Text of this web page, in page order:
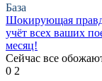
База
Шокирующая
учёт всех ваших
месяц!
Сейчас все
0 2